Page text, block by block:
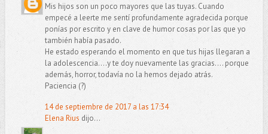
Mis hijos son un poco mayores que las tuyas. Cuando
empecé a leerte me sentí profundamente agradecida porque
ponías por escrito y en clave de humor cosas por las que yo
también había pasado.
He estado esperando el momento en que tus hijas llegaran a
la adolescencia....y te doy nuevamente las gracias.... porque
además, horror, todavía no la hemos dejado atrás.
Paciencia (?)
14 de septiembre de 2017 a las 17:34
Elena Rius dijo...